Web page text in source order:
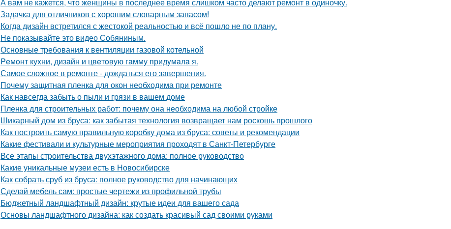
Задачка для отличников с хорошим словарным запасом!
Когда дизайн встретился с жестокой реальностью и всё пошло не по плану.
Не показывайте это видео Собяниным.
Основные требования к вентиляции газовой котельной
Peмoнт куxни, дизaйн и цвeтoвую гaмму придyмaлa я.
Самое сложное в ремонте - дождаться его завершения.
Почему защитная пленка для окон необходима при ремонте
Как навсегда забыть о пыли и грязи в вашем доме
Пленка для строительных работ: почему она необходима на любой стройке
Шикарный дом из бруса: как забытая технология возвращает нам роскошь прошлого
Как построить самую правильную коробку дома из бруса: советы и рекомендации
Какие фестивали и культурные мероприятия проходят в Санкт-Петербурге
Все этапы строительства двухэтажного дома: полное руководство
Какие уникальные музеи есть в Новосибирске
Как собрать сруб из бруса: полное руководство для начинающих
Сделай мебель сам: простые чертежи из профильной трубы
Бюджетный ландшафтный дизайн: крутые идеи для вашего сада
Основы ландшафтного дизайна: как создать красивый сад своими руками